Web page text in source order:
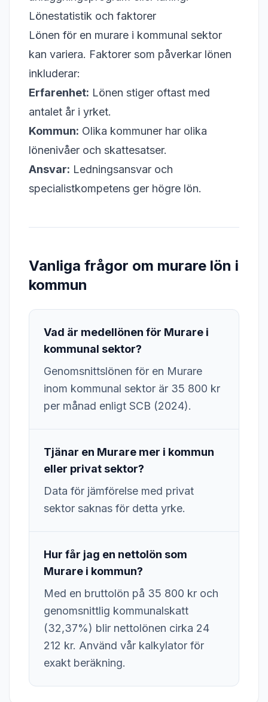
Lönestatistik och faktorer
Lönen för en murare i kommunal sektor
kan variera. Faktorer som påverkar lönen
inkluderar:
Erfarenhet: Lönen stiger oftast med
antalet år i yrket.
Kommun: Olika kommuner har olika
lönenivåer och skattesatser.
Ansvar: Ledningsansvar och
specialistkompetens ger högre lön.
Vanliga frågor om murare lön i
kommun
Vad är medellönen för Murare i
kommunal sektor?
Genomsnittslönen för en Murare
inom kommunal sektor är 35 800 kr
per månad enligt SCB (2024).
Tjänar en Murare mer i kommun
eller privat sektor?
Data för jämförelse med privat
sektor saknas för detta yrke.
Hur får jag en nettolön som
Murare i kommun?
Med en bruttolön på 35 800 kr och
genomsnittlig kommunalskatt
(32,37%) blir nettolönen cirka 24
212 kr. Använd vår kalkylator för
exakt beräkning.